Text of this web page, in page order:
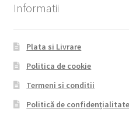
Informatii
Plata si Livrare
Politica de cookie
Termeni si conditii
Politică de confidențialitate